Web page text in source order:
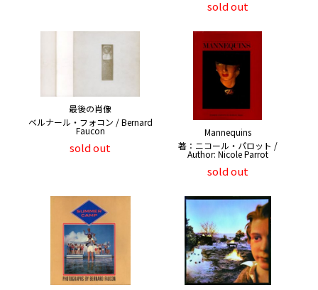
sold out
最後の肖像
ベルナール・フォコン / Bernard
Faucon
sold out
Mannequins
著：ニコール・パロット /
Author: Nicole Parrot
sold out